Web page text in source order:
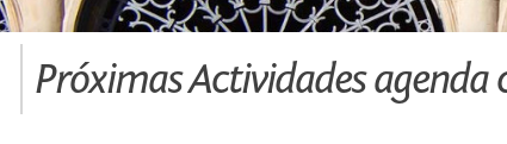
Próximas Actividades